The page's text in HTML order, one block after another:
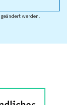
geändert werden.